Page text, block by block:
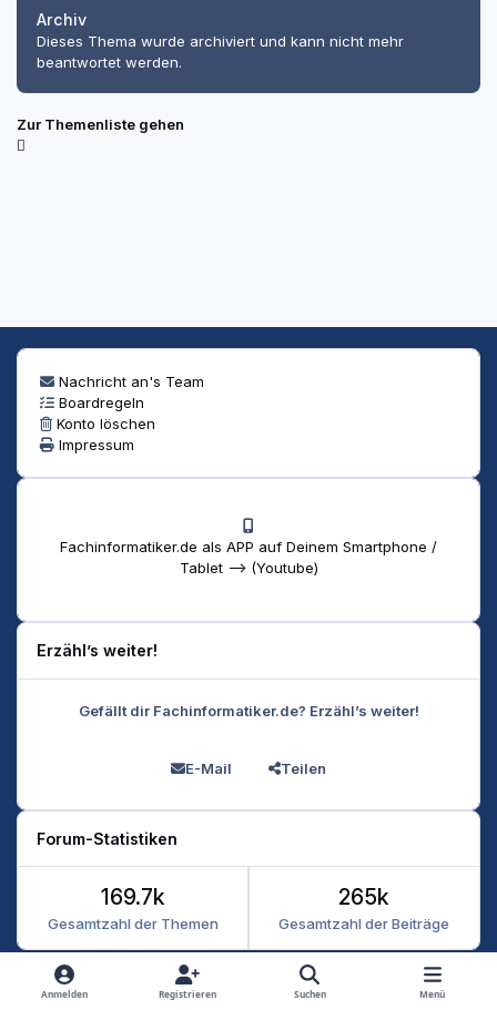
Archiv
Dieses Thema wurde archiviert und kann nicht mehr
beantwortet werden.
Zur Themenliste gehen
Nachricht an's Team
Boardregeln
Konto löschen
Impressum
Fachinformatiker.de als APP auf Deinem Smartphone /
Tablet --> (Youtube)
Erzähl’s weiter!
Gefällt dir Fachinformatiker.de? Erzähl’s weiter!
E-Mail Teilen
Forum-Statistiken
Gesamtzahl der Themen
169.7k
Gesamtzahl der Beiträge
265k
Heller Modus
Dunkler Modus
Systemeinstellung
Anmelden Registrieren Suchen Menü